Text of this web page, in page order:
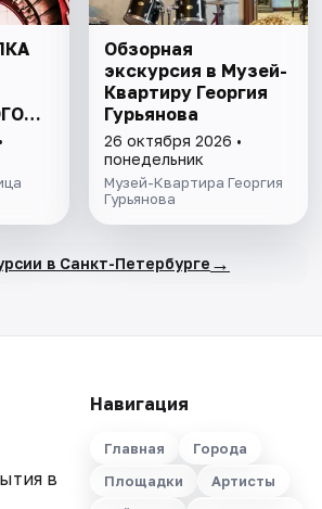
Обзорная
экскурсия в Музей-
Квартиру Георгия
Гурьянова
26 октября 2026 •
понедельник
Музей-Квартира Георгия
Гурьянова
в Санкт-Петербурге →
в
Навигация
Главная
Города
Площадки
Артисты